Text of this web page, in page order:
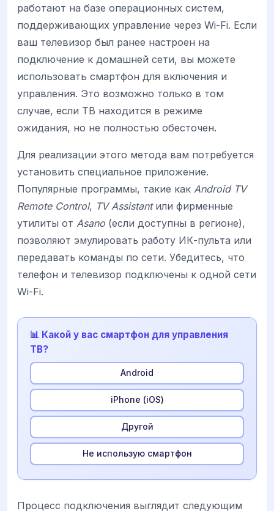
работают на базе операционных систем,
поддерживающих управление через Wi-Fi. Если
ваш телевизор был ранее настроен на
подключение к домашней сети, вы можете
использовать смартфон для включения и
управления. Это возможно только в том
случае, если ТВ находится в режиме
ожидания, но не полностью обесточен.
Для реализации этого метода вам потребуется
установить специальное приложение.
Популярные программы, такие как Android TV
Remote Control, TV Assistantили фирменные
утилиты от Asano (если доступны в регионе),
позволяют эмулировать работу ИК-пульта или
передавать команды по сети. Убедитесь, что
телефон и телевизор подключены к одной сети
Wi-Fi.
📊 Какой у вас смартфон для управления
ТВ?
Android
iPhone (iOS)
Другой
Не использую смартфон
Процесс подключения выглядит следующим